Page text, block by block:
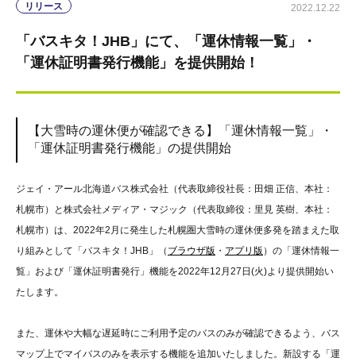
リリース 2022.12.22
「バスキタ！JHB」にて、「運休情報一覧」・
「運休証明書発行機能」を提供開始！
【大雪時の運休便が確認できる】「運休情報一覧」・
「運休証明書発行機能」の提供開始
ジェイ・アール北海道バス株式会社（代表取締役社長：田畑 正信、本社：
札幌市）と株式会社メディア・マジック（代表取締役：里見 英樹、本社：
札幌市）は、2022年2月に発生した札幌圏大雪時の運休便多発を踏まえた取
り組みとして「バスキタ！JHB」（ ブラウザ版 ・ アプリ版 ）の「運休情報一
覧」および「運休証明書発行」機能を2022年12月27日(火)より提供開始い
たします。
また、運休や大幅な遅延時にご利用予定のバスのみが確認できるよう、バス
マップ上でマイバスのみを表示する機能を追加いたしました。新設する「運